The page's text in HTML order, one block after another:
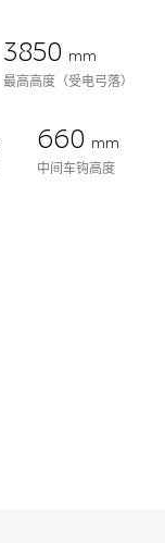
3850 mm
最高高度（受电弓落）
660 mm
中间车钩高度